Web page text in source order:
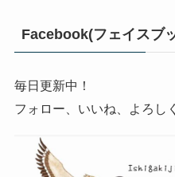
Facebook(フェイスブ
毎日更新中！
フォロー、いいね、よろし